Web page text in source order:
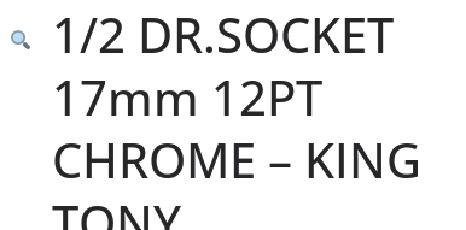
1/2 DR.SOCKET
17mm 12PT
CHROME – KING